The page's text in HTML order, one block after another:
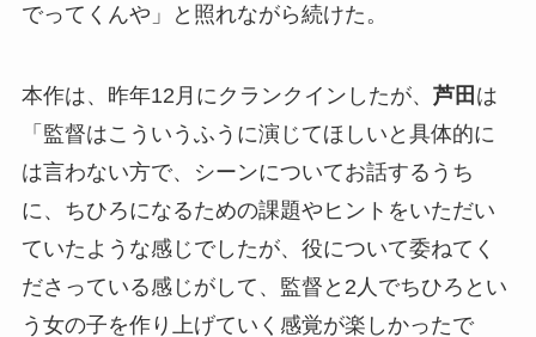
でってくんや」と照れながら続けた。
本作は、昨年12月にクランクインしたが、 芦田 は
「監督はこういうふうに演じてほしいと具体的に
は言わない方で、シーンについてお話するうち
に、ちひろになるための課題やヒントをいただい
ていたような感じでしたが、役について委ねてく
ださっている感じがして、監督と2人でちひろとい
う女の子を作り上げていく感覚が楽しかったで